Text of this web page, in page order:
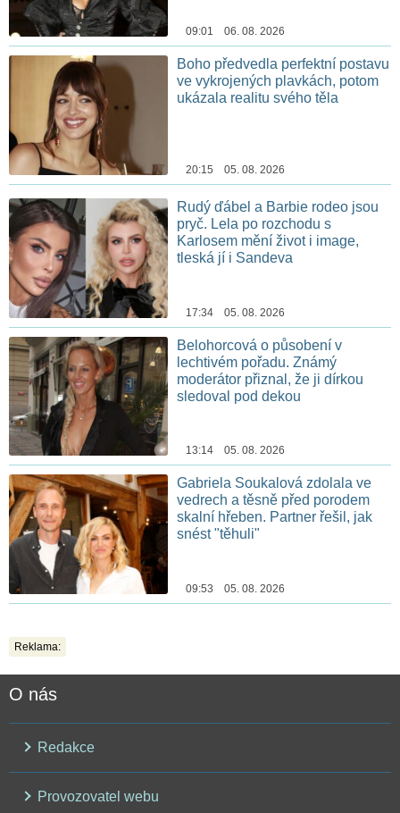
09:01 06. 08. 2026
Boho předvedla perfektní postavu
ve vykrojených plavkách, potom
ukázala realitu svého těla
20:15 05. 08. 2026
Rudý ďábel a Barbie rodeo jsou
pryč. Lela po rozchodu s
Karlosem mění život i image,
tleská jí i Sandeva
17:34 05. 08. 2026
Belohorcová o působení v
lechtivém pořadu. Známý
moderátor přiznal, že ji dírkou
sledoval pod dekou
13:14 05. 08. 2026
Gabriela Soukalová zdolala ve
vedrech a těsně před porodem
skalní hřeben. Partner řešil, jak
snést "těhuli"
09:53 05. 08. 2026
Reklama:
O nás
Redakce
Provozovatel webu